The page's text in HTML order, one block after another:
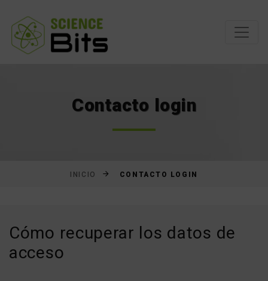
Contacto login
INICIO CONTACTO LOGIN
Cómo recuperar los datos de
acceso